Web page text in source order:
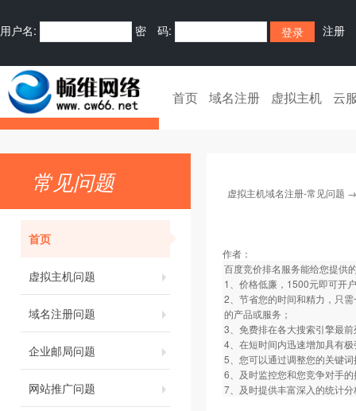
用户名: 密 码: 注册
首页 域名注册 虚拟主机 云
常见问题
首页
虚拟主机问题
域名注册问题
企业邮局问题
网站推广问题
虚拟主机域名注册-常见问题
作者：
百度竞价排名服务能给您提供
1、价格低廉，1500元即可开
2、节省您的时间和精力，只
的产品或服务；
3、免费排在各大搜索引擎最
4、在短时间内迅速增加具有
5、您可以通过调整您的关键
6、及时监控您和您竞争对手
7、及时提供丰富深入的统计